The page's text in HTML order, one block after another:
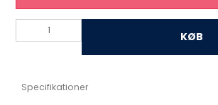
KØB
Specifikationer